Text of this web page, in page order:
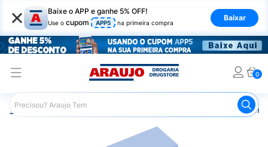
× Baixe o APP e ganhe 5% OFF!
Use o cupom APP5 na primeira compra
Baixar
0
Araujo Medicamentos